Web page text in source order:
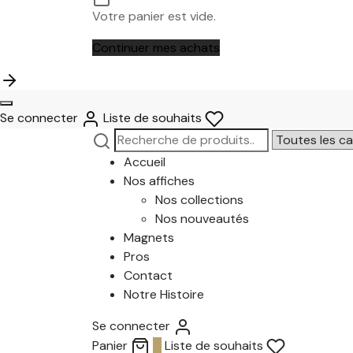
Votre panier est vide.
Continuer mes achats
Se connecter
Liste de souhaits
Recherche
pour :
Narrow
by
Accueil
Nos affiches
Nos collections
Nos nouveautés
Magnets
Pros
Contact
Notre Histoire
Se connecter
Panier
Liste de souhaits